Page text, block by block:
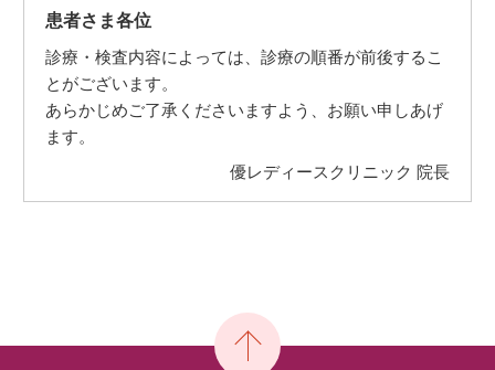
患者さま各位
診療・検査内容によっては、診療の順番が前後するこ
とがございます。
あらかじめご了承くださいますよう、お願い申しあげ
ます。
優レディースクリニック 院長